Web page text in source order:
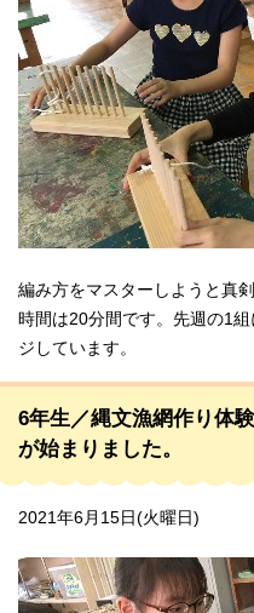
編み方をマスターしようと真
時間は20分間です。先週の1
ジしています。
6年生／縄文漁網作り体
が始まりました。
2021年6月15日(火曜日)